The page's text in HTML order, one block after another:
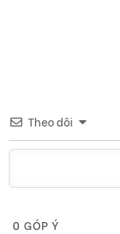
Theo dõi
0 GÓP Ý